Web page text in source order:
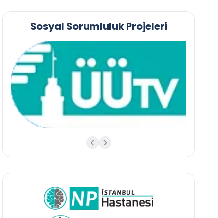
Sosyal Sorumluluk Projeleri